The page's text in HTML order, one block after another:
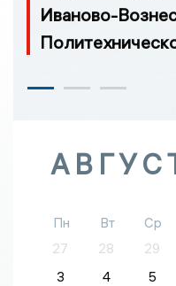
Иваново-
Пн Вт Ср
27
28 29
3
4 5